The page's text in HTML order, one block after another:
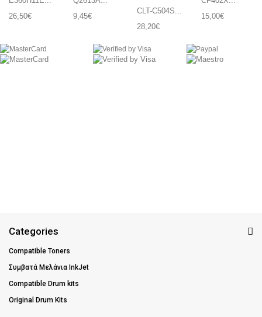
26,50€
9,45€
CLT-C504S...
28,20€
15,00€
Categories
Compatible Toners
Συμβατά Μελάνια InkJet
Compatible Drum kits
Original Drum Kits